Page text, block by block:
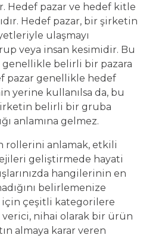
Hedef pazar ve hedef kitle
Hedef pazar, bir şirketin
ulaşmayı
veya insan kesimidir. Bu
belirli bir pazara
pazar genellikle hedef
yerine kullanılsa da, bu
belirli bir gruba
anlamına gelmez.
rollerini anlamak, etkili
geliştirmede hayati
hangilerinin en
belirlemenize
için çeşitli kategorilere
verici, nihai olarak bir ürün
almaya karar veren